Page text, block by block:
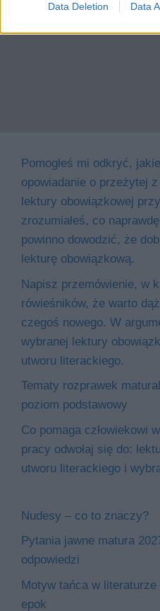
Data Deletion Data
Pomogłeś mi odkryć,
opowiadanie o przeżytej
lektury obowiązkowej
zrozumiałeś, co
powinno dowodzić, że
lekturę obowiązkową.
Napisz przemówienie, w
rówieśników, że warto
czegoś nowego. W
wybranej lektury
utworu literackiego.
Tematy rozprawek
poziom podstawowy
Co pomaga człowiekowi
pracy odwołaj się do:
utworu literackiego i
Nudesy – co to znaczy?
Pytania jawne matura
odpowiedzi
Motyw tańca w
epok